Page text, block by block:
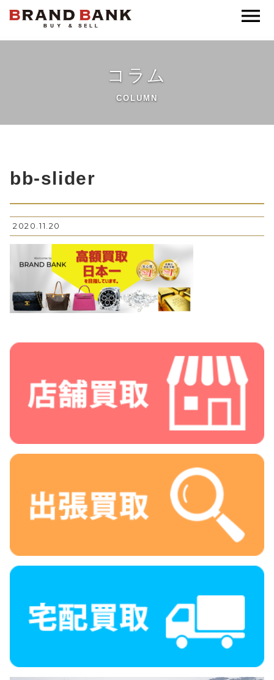
ブランドバンク公式
コラム
COLUMN
bb-slider
2020.11.20